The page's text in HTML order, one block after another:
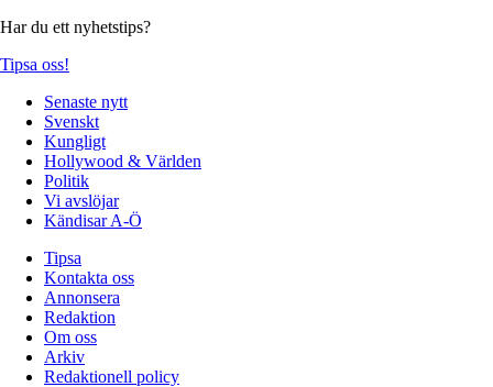
Har du ett nyhetstips?
Tipsa oss!
Senaste nytt
Svenskt
Kungligt
Hollywood & Världen
Politik
Vi avslöjar
Kändisar A-Ö
Tipsa
Kontakta oss
Annonsera
Redaktion
Om oss
Arkiv
Redaktionell policy